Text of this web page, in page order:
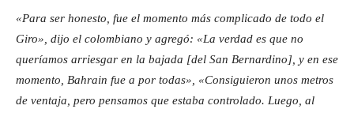
«Para ser honesto, fue el momento más complicado de todo el
Giro», dijo el colombiano y agregó: «La verdad es que no
queríamos arriesgar en la bajada [del San Bernardino], y en ese
momento, Bahrain fue a por todas», «Consiguieron unos metros
de ventaja, pero pensamos que estaba controlado. Luego, al